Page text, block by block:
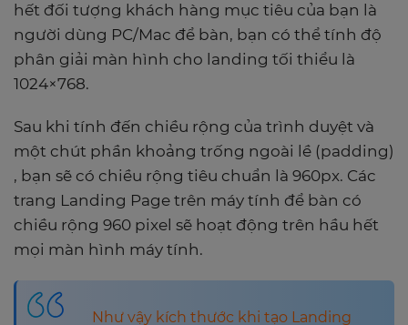
hết đối tượng khách hàng mục tiêu của bạn là
người dùng PC/Mac để bàn, bạn có thể tính độ
phân giải màn hình cho landing tối thiểu là
1024×768.
Sau khi tính đến chiều rộng của trình duyệt và
một chút phần khoảng trống ngoài lề (padding)
, bạn sẽ có chiều rộng tiêu chuẩn là 960px. Các
trang Landing Page trên máy tính để bàn có
chiều rộng 960 pixel sẽ hoạt động trên hầu hết
mọi màn hình máy tính.
Như vậy kích thước khi tạo Landing